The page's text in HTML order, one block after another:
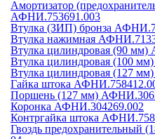
Амортизатор
АФНИ.753691.003
Втулка (ЗИП) бронза
Втулка нажимная
Втулка цилиндровая (90
Втулка цилиндровая (100
Втулка цилиндровая (127
Гайка штока
Поршень (127 мм)
Коронка АФНИ.304269.002
Контргайка штока
Гвоздь